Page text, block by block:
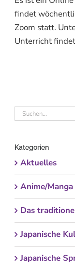
findet
Zoom statt.
Unterricht
Suche
Kategorien
Aktuelles
Anime/Manga
Das
Japanische
Japanische